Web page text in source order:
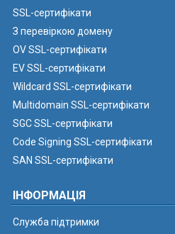
SSL-сертифікати
З перевіркою домену
OV SSL-сертифікати
EV SSL-сертифікати
Wildcard SSL-сертифікати
Multidomain SSL-сертифікати
SGC SSL-сертифікати
Code Signing SSL-сертифікати
SAN SSL-сертифікати
ІНФОРМАЦІЯ
Служба підтримки